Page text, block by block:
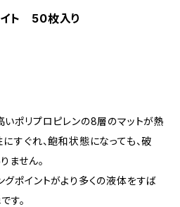
ト 50枚入り
ポリプロピレンの8層のマットが熱
すぐれ、飽和状態になっても、破
ません。
ポイントがより多くの液体をすば
す。